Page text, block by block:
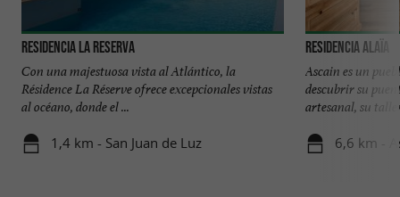
Residencia La Reserva
Con una majestuosa vista al Atlántico, la
Résidence La Réserve ofrece excepcionales vistas
al océano, donde el ...
1,4 km - San Juan de Luz
Residencia Alaïa
Ascain es un
descubrir su
artesanal, su
6,6 km -